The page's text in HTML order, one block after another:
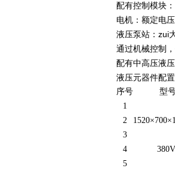
配有控制模块
电机：额定电
液压泵站：zui
通过机械控制
配有中高压液压
液压元器件配置
序号 型
1
2
1520
3
4
380V
5